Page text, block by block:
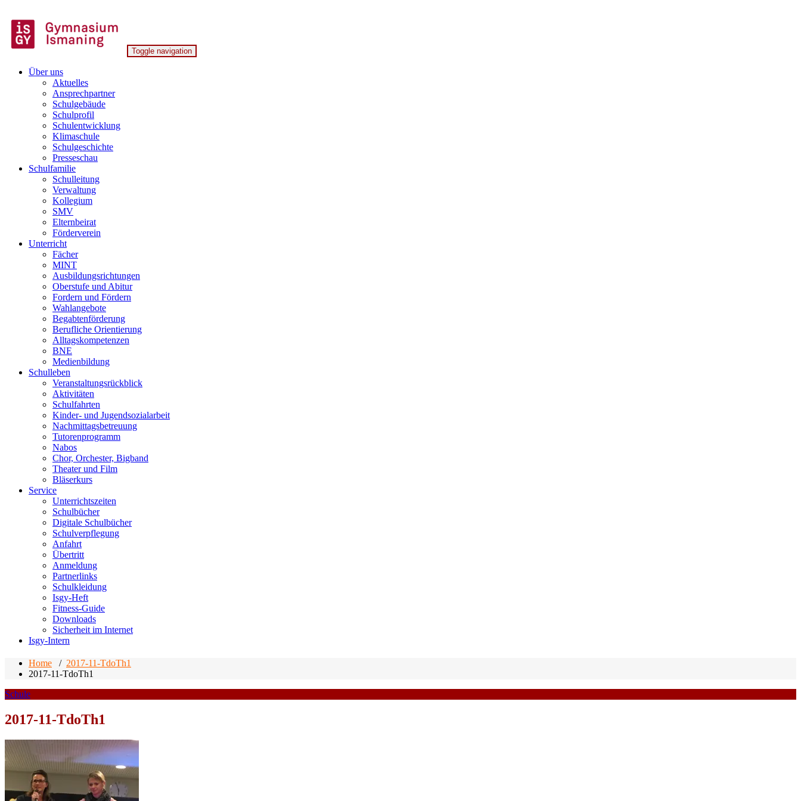
to
content
Gymnasium Ismaning
Toggle navigation
Über uns
Aktuelles
Ansprechpartner
Schulgebäude
Schulprofil
Schulentwicklung
Klimaschule
Schulgeschichte
Presseschau
Schulfamilie
Schulleitung
Verwaltung
Kollegium
SMV
Elternbeirat
Förderverein
Unterricht
Fächer
MINT
Ausbildungsrichtungen
Oberstufe und Abitur
Fordern und Fördern
Wahlangebote
Begabtenförderung
Berufliche Orientierung
Alltagskompetenzen
BNE
Medienbildung
Schulleben
Veranstaltungsrückblick
Aktivitäten
Schulfahrten
Kinder- und Jugendsozialarbeit
Nachmittagsbetreuung
Tutorenprogramm
Nabos
Chor, Orchester, Bigband
Theater und Film
Bläserkurs
Service
Unterrichtszeiten
Schulbücher
Digitale Schulbücher
Schulverpflegung
Anfahrt
Übertritt
Anmeldung
Partnerlinks
Schulkleidung
Isgy-Heft
Fitness-Guide
Downloads
Sicherheit im Internet
Isgy-Intern
Home / 2017-11-TdoTh1
2017-11-TdoTh1
Schule
2017-11-TdoTh1